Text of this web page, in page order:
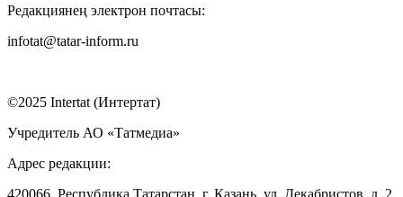
Редакциянең электрон почтасы:
infotat@tatar-inform.ru
©2025 Intertat (Интертат)
Учредитель АО «Татмедиа»
Адрес редакции:
420066, Республика Татарстан, г. Казань, ул. Декабристов, д. 2